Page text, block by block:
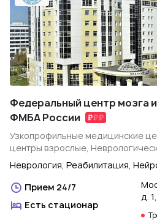
Федеральный центр мозга
ФМБА России
Узкопрофильные медицинские
центры взрослые,
Неврология, Реабилитация,
Прием 24/7
Есть стационар
д.